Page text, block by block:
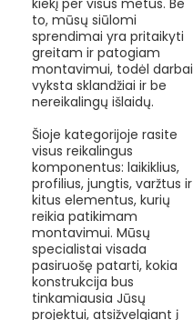
to, mūsų siūlomi
sprendimai yra pritaikyti
greitam ir patogiam
montavimui, todėl darbai
vyksta sklandžiai ir be
nereikalingų išlaidų.
Šioje kategorijoje rasite
visus reikalingus
komponentus: laikiklius,
profilius, jungtis, varžtus ir
kitus elementus, kurių
reikia patikimam
montavimui. Mūsų
specialistai visada
pasiruošę patarti, kokia
konstrukcija bus
tinkamiausia Jūsų
projektui, atsižvelgiant į